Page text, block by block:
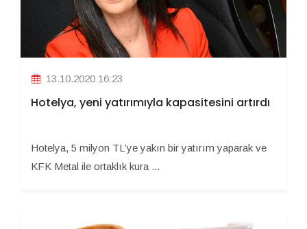
13.10.2020 16:23
Hotelya, yeni yatırımıyla kapasitesini artırdı
Hotelya, 5 milyon TL’ye yakın bir yatırım yaparak ve
KFK Metal ile ortaklık kura ...